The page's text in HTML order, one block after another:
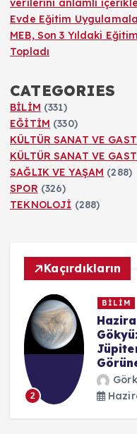
verilerini anlamlı
Evde Eğitim
MEB, Son 3 Yıldaki
Topladı
CATEGORIES
BİLİM (331)
EĞİTİM (330)
KÜLTÜR SANAT VE
KÜLTÜR SANAT VE
SAĞLIK VE YAŞAM (288)
SPOR (326)
TEKNOLOJİ (288)
Kaçırdıkların
2
BİLİM